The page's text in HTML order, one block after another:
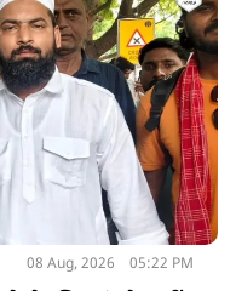
08 Aug, 2026 05:22 PM